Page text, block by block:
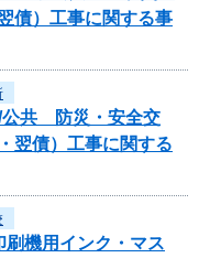
債）工事に関する事
/公共 防災・安全交
翌債）工事に関する
機用インク・マス